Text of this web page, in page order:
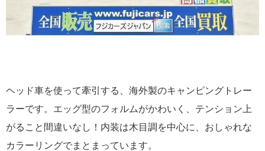
ヘッド車を使って牽引する、海外製のキャンピングトレー
ラーです。エッグ型のフォルムがかわいく、テンション上
がること間違いなし！内装は木目調を中心に、おしゃれな
カラーリングでまとまっています。